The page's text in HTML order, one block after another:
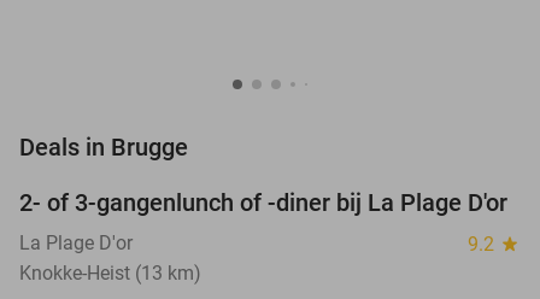
Deals in Brugge
49%
2- of 3-gangenlunch of -diner bij La Plage D'or
La Plage D'or 9.2 star
Knokke-Heist (13 km)